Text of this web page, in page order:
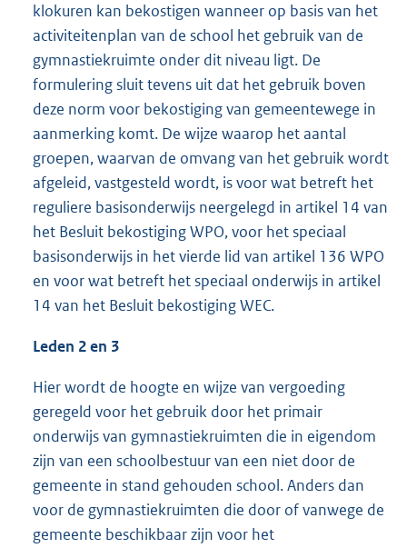
klokuren kan bekostigen wanneer op basis van het
activiteitenplan van de school het gebruik van de
gymnastiekruimte onder dit niveau ligt. De
formulering sluit tevens uit dat het gebruik boven
deze norm voor bekostiging van gemeentewege in
aanmerking komt. De wijze waarop het aantal
groepen, waarvan de omvang van het gebruik wordt
afgeleid, vastgesteld wordt, is voor wat betreft het
reguliere basisonderwijs neergelegd in artikel 14 van
het Besluit bekostiging WPO, voor het speciaal
basisonderwijs in het vierde lid van artikel 136 WPO
en voor wat betreft het speciaal onderwijs in artikel
14 van het Besluit bekostiging WEC.
Leden 2 en 3
Hier wordt de hoogte en wijze van vergoeding
geregeld voor het gebruik door het primair
onderwijs van gymnastiekruimten die in eigendom
zijn van een schoolbestuur van een niet door de
gemeente in stand gehouden school. Anders dan
voor de gymnastiekruimten die door of vanwege de
gemeente beschikbaar zijn voor het